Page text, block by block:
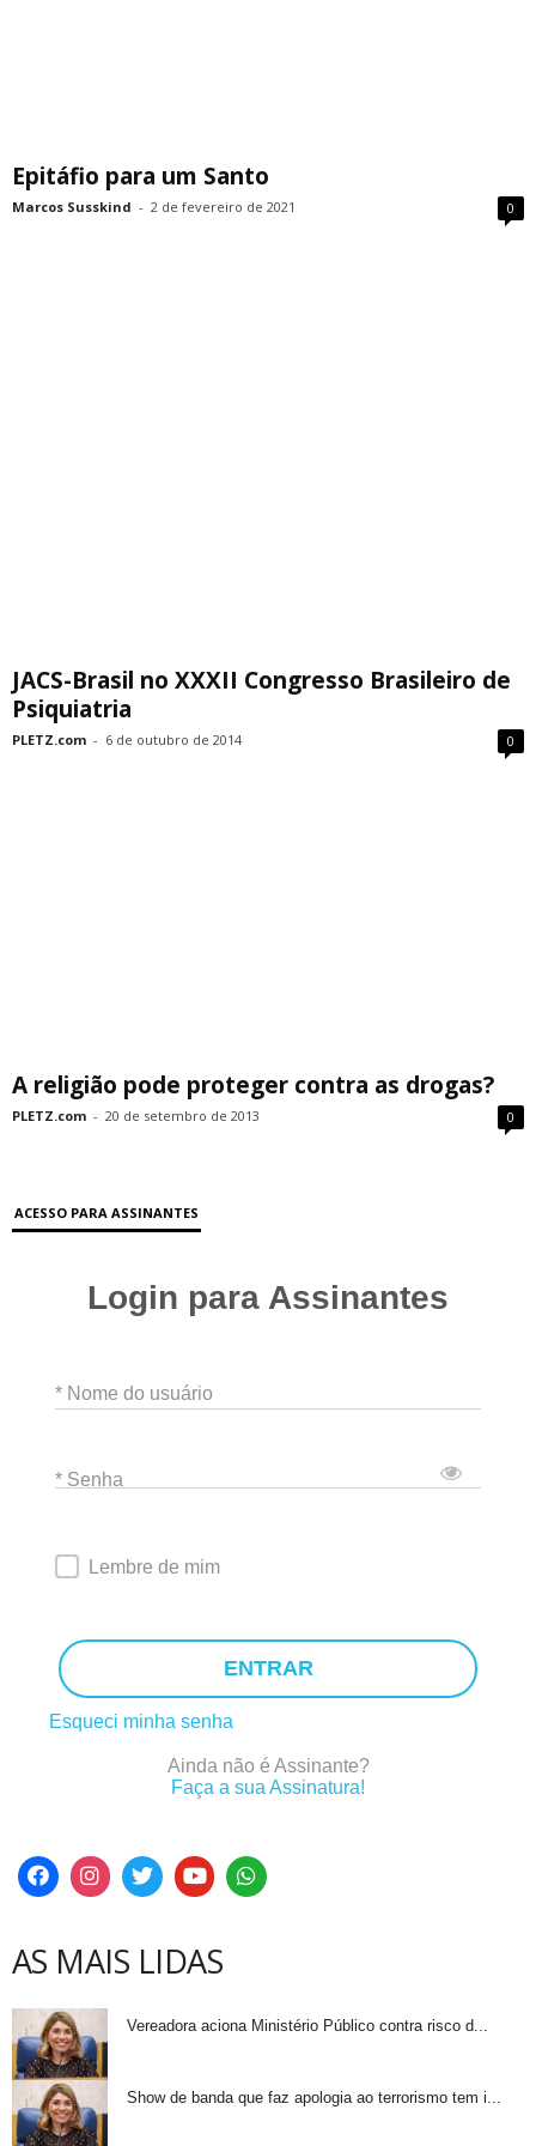
Epitáfio para um Santo
Marcos Susskind - 2 de fevereiro de 2021 0
JACS-Brasil no XXXII Congresso Brasileiro de
Psiquiatria
PLETZ.com - 6 de outubro de 2014 0
A religião pode proteger contra as drogas?
PLETZ.com - 20 de setembro de 2013 0
ACESSO PARA ASSINANTES
Login para Assinantes
* Nome do usuário
* Senha
Lembre de mim
ENTRAR
Esqueci minha senha
Ainda não é Assinante?
Faça a sua Assinatura!
AS MAIS LIDAS
Vereadora aciona Ministério Público contra risco d...
Show de banda que faz apologia ao terrorismo tem i...